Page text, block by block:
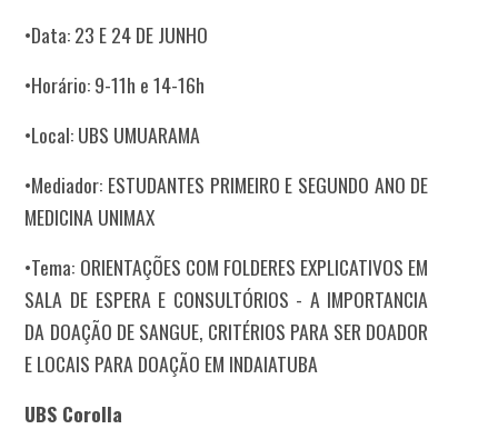
•Data: 23 E 24 DE JUNHO
•Horário: 9-11h e 14-16h
•Local: UBS UMUARAMA
•Mediador: ESTUDANTES PRIMEIRO E SEGUNDO ANO DE
MEDICINA UNIMAX
•Tema: ORIENTAÇÕES COM FOLDERES EXPLICATIVOS EM
SALA DE ESPERA E CONSULTÓRIOS - A IMPORTANCIA
DA DOAÇÃO DE SANGUE, CRITÉRIOS PARA SER DOADOR
E LOCAIS PARA DOAÇÃO EM INDAIATUBA
UBS Corolla